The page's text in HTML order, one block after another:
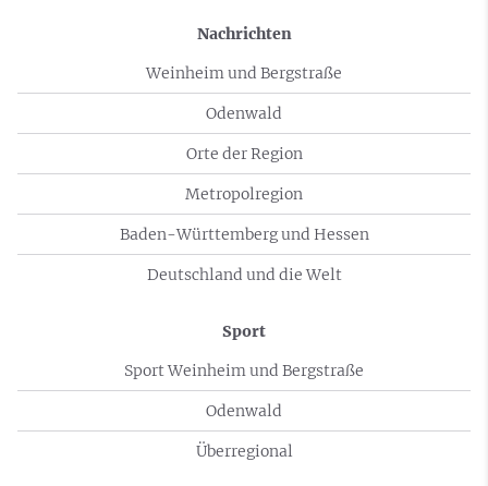
Nachrichten
Weinheim und Bergstraße
Odenwald
Orte der Region
Metropolregion
Baden-Württemberg und Hessen
Deutschland und die Welt
Sport
Sport Weinheim und Bergstraße
Odenwald
Überregional